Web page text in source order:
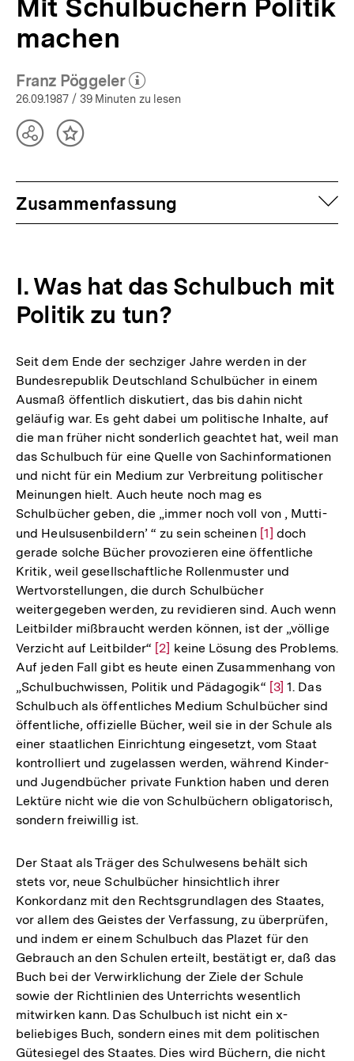
Mit Schulbüchern Politik
machen
Franz Pöggeler
(Mehr zum Autor)
öffnen
26.09.1987 / 39 Minuten zu lesen
TeilenInhalt
Zusammenfassung
I. Was hat das Schulbuch mit
Politik zu tun?
Seit dem Ende der sechziger Jahre werden in der
Bundesrepublik Deutschland Schulbücher in einem
Ausmaß öffentlich diskutiert, das bis dahin nicht
geläufig war. Es geht dabei um politische Inhalte, auf
die man früher nicht sonderlich geachtet hat, weil man
das Schulbuch für eine Quelle von Sachinformationen
und nicht für ein Medium zur Verbreitung politischer
Meinungen hielt. Auch heute noch mag es
Schulbücher geben, die „immer noch voll von , Mutti-
und Heulsusenbildern’ “ zu sein scheinen Zur
Auflösung
der
Fußnote
[1] doch
gerade solche Bücher provozieren eine öffentliche
Kritik, weil gesellschaftliche Rollenmuster und
Wertvorstellungen, die durch Schulbücher
weitergegeben werden, zu revidieren sind. Auch wenn
Leitbilder mißbraucht werden können, ist der „völlige
Verzicht auf Leitbilder“ Zur
Auflösung
der
Fußnote
[2] keine Lösung des Problems.
Auf jeden Fall gibt es heute einen Zusammenhang von
„Schulbuchwissen, Politik und Pädagogik“ Zur
Auflösung
der
Fußnote
[3] 1. Das
Schulbuch als öffentliches Medium Schulbücher sind
öffentliche, offizielle Bücher, weil sie in der Schule als
einer staatlichen Einrichtung eingesetzt, vom Staat
kontrolliert und zugelassen werden, während Kinder-
und Jugendbücher private Funktion haben und deren
Lektüre nicht wie die von Schulbüchern obligatorisch,
sondern freiwillig ist.
Der Staat als Träger des Schulwesens behält sich
stets vor, neue Schulbücher hinsichtlich ihrer
Konkordanz mit den Rechtsgrundlagen des Staates,
vor allem des Geistes der Verfassung, zu überprüfen,
und indem er einem Schulbuch das Plazet für den
Gebrauch an den Schulen erteilt, bestätigt er, daß das
Buch bei der Verwirklichung der Ziele der Schule
sowie der Richtlinien des Unterrichts wesentlich
mitwirken kann. Das Schulbuch ist nicht ein x-
beliebiges Buch, sondern eines mit dem politischen
Gütesiegel des Staates. Dies wird Büchern, die nicht